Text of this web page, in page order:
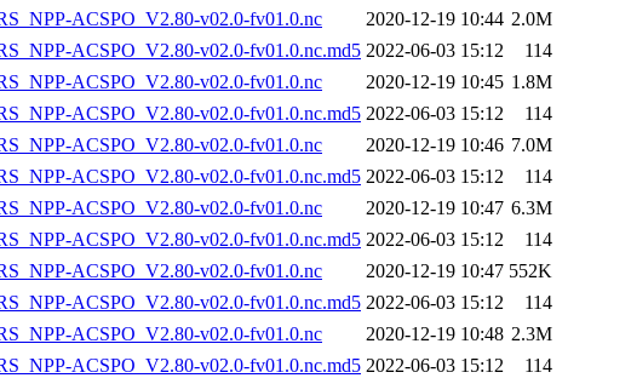
ACSPO_V2.80-v02.0-fv01.0.nc
2020-12-19 10:44 2.0M
ACSPO_V2.80-v02.0-fv01.0.nc.md5 2022-06-03 15:12
114
ACSPO_V2.80-v02.0-fv01.0.nc
2020-12-19 10:45 1.8M
ACSPO_V2.80-v02.0-fv01.0.nc.md5 2022-06-03 15:12
114
ACSPO_V2.80-v02.0-fv01.0.nc
2020-12-19 10:46 7.0M
ACSPO_V2.80-v02.0-fv01.0.nc.md5 2022-06-03 15:12
114
ACSPO_V2.80-v02.0-fv01.0.nc
2020-12-19 10:47 6.3M
ACSPO_V2.80-v02.0-fv01.0.nc.md5 2022-06-03 15:12
114
ACSPO_V2.80-v02.0-fv01.0.nc
2020-12-19 10:47 552K
ACSPO_V2.80-v02.0-fv01.0.nc.md5 2022-06-03 15:12
114
ACSPO_V2.80-v02.0-fv01.0.nc
2020-12-19 10:48 2.3M
ACSPO_V2.80-v02.0-fv01.0.nc.md5 2022-06-03 15:12
114